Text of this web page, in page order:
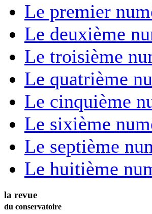
Le premier
Le deuxième
Le troisième
Le quatrième
Le cinquième
Le sixième
Le septième
Le huitième
la revue
du conservatoire